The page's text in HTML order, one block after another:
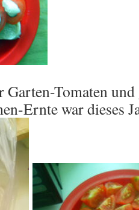
Tomaten
Ernte war dieses